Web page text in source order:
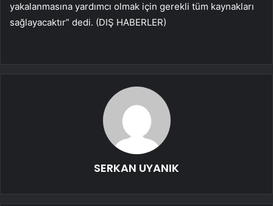
yakalanmasına yardımcı olmak için gerekli tüm kaynakları
sağlayacaktır” dedi. (DIŞ HABERLER)
SERKAN UYANIK